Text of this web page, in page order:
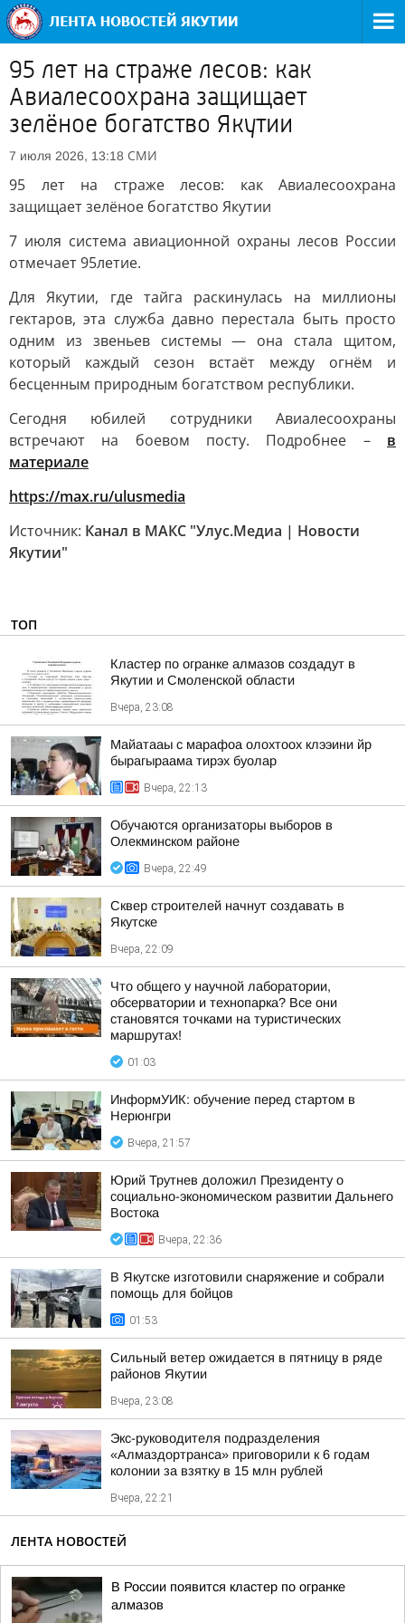
95 лет на страже лесов: как
Авиалесоохрана защищает
зелёное богатство Якутии
7 июля 2026, 13:18 СМИ
95 лет на страже лесов: как Авиалесоохрана
защищает зелёное богатство Якутии
7 июля система авиационной охраны лесов России
отмечает 95летие.
Для Якутии, где тайга раскинулась на миллионы
гектаров, эта служба давно перестала быть просто
одним из звеньев системы — она стала щитом,
который каждый сезон встаёт между огнём и
бесценным природным богатством республики.
Сегодня юбилей сотрудники Авиалесоохраны
встречают на боевом посту. Подробнее – в
материале
https://max.ru/ulusmedia
Источник: Канал в МАКС "Улус.Медиа | Новости
Якутии"
ТОП
Кластер по огранке алмазов создадут в
Якутии и Смоленской области
Вчера, 23:08
Майатааы с марафоа олохтоох клээини йр
бырагыраама тирэх буолар
Вчера, 22:13
Обучаются организаторы выборов в
Олекминском районе
Вчера, 22:49
Сквер строителей начнут создавать в
Якутске
Вчера, 22:09
Что общего у научной лаборатории,
обсерватории и технопарка? Все они
становятся точками на туристических
маршрутах!
01:03
ИнформУИК: обучение перед стартом в
Нерюнгри
Вчера, 21:57
Юрий Трутнев доложил Президенту о
социально-экономическом развитии Дальнего
Востока
Вчера, 22:36
В Якутске изготовили снаряжение и собрали
помощь для бойцов
01:53
Сильный ветер ожидается в пятницу в ряде
районов Якутии
Вчера, 23:08
Экс-руководителя подразделения
«Алмаздортранса» приговорили к 6 годам
колонии за взятку в 15 млн рублей
Вчера, 22:21
ЛЕНТА НОВОСТЕЙ
В России появится кластер по огранке
алмазов